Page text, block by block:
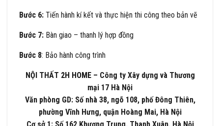
Bước 6: Tiến hành kí kết và thực hiện thi công theo bản vẽ
Bước 7: Bàn giao – thanh lý hợp đồng
Bước 8: Bảo hành công trình
NỘI THẤT 2H HOME– Công ty Xây dựng và Thương
mại 17 Hà Nội
Văn phòng GD: Số nhà 38, ngõ 108, phố Đông Thiên,
phường Vĩnh Hưng, quận Hoàng Mai, Hà Nội